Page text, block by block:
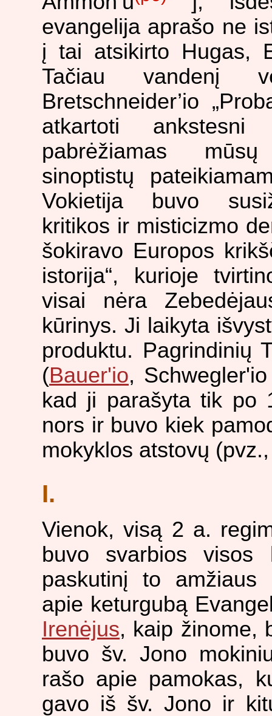
evangelija aprašo ne
į tai atsikirto Hugas,
Tačiau vandenį
Bretschneider’io
atkartoti
pabrėžiamas
sinoptistų
Vokietija buvo
kritikos ir misticizmo
šokiravo Europos
istorija“, kurioje
visai nėra
kūrinys. Ji laikyta
produktu. Pagrindinių
(Bauer'io,
kad ji parašyta tik po
nors ir buvo kiek
mokyklos atstovų
I.
Vienok, visą 2 a.
buvo svarbios visos
paskutinį to
apie keturgubą
Irenėjus, kaip žinome,
buvo šv. Jono
rašo apie pamokas,
gavo iš šv. Jono ir